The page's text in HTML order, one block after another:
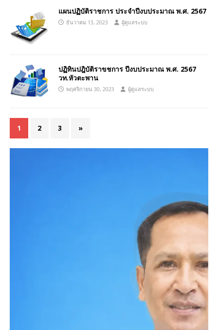
แผนปฏิบัติราชการ ประจำปีงบประมาณ พ.ศ. 2567
ธันวาคม 13, 2023 ผู้ดูแลระบบ
ปฏิทินปฎิบัติราขชการ ปีงบประมาณ พ.ศ. 2567
วท.หัวตะพาน
พฤศจิกายน 30, 2023 ผู้ดูแลระบบ
1 2 3 »